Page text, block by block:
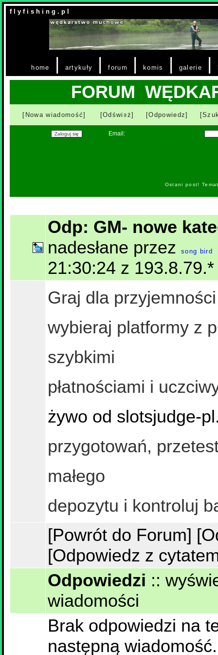
f l y f i s h i n g . p l
home | artykuły |forum | komis | galerie |
FORUM
[Nowa wiadomość] [Odśwież] [Odpowiedz]
Email:
Ostani post!
Odp: GM- nowe
nadesłane przez
song bird
21:30:24 z 193.8.79.*
Graj dla
wybieraj platformy z
szybkimi
płatnościami i
żywo od slotsjudge-
przygotowań,
małego
depozytu i kontroluj
[Powrót do Forum]
[Odpowiedz z
Odpowiedzi ::
wiadomości
Brak odpowiedzi na
następną wiadomość.